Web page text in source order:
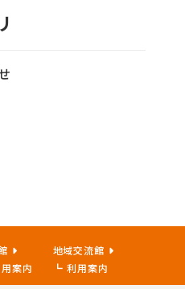
案内
地域交流館
利用案内